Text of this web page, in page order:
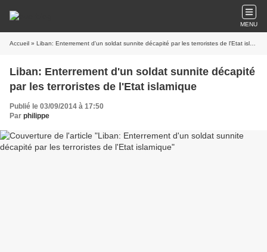
MENU
Accueil » Liban: Enterrement d'un soldat sunnite décapité par les terroristes de l'Etat islamique
Liban: Enterrement d'un soldat sunnite décapité
par les terroristes de l'Etat islamique
Publié le 03/09/2014 à 17:50
Par philippe